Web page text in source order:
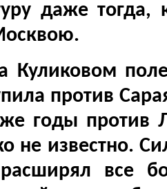
даже тогда,
Куликовом
против
годы против
не известно.
все